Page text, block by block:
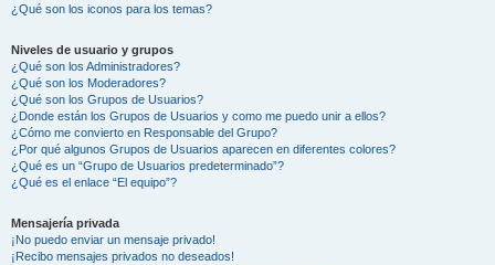
¿Qué son los iconos para los temas?
Niveles de usuario y grupos
¿Qué son los Administradores?
¿Qué son los Moderadores?
¿Qué son los Grupos de Usuarios?
¿Donde están los Grupos de Usuarios y como me puedo unir a ellos?
¿Cómo me convierto en Responsable del Grupo?
¿Por qué algunos Grupos de Usuarios aparecen en diferentes colores?
¿Qué es un “Grupo de Usuarios predeterminado”?
¿Qué es el enlace “El equipo”?
Mensajería privada
¡No puedo enviar un mensaje privado!
¡Recibo mensajes privados no deseados!